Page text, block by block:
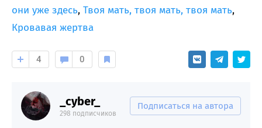
они уже здесь, Твоя мать, твоя мать, твоя мать,
Кровавая жертва
4 0
_cyber_
298 подписчиков
Подписаться на автора